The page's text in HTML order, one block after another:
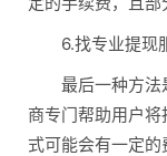
6.找专业提现
最后一种方法
商专门帮助用户
式可能会有一定的